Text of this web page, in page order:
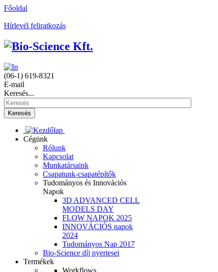
Főoldal
Hírlevél feliratkozás
(06-1) 619-8321
E-mail
Keresés...
Keresés
Cégünk
Rólunk
Kapcsolat
Munkatársaink
Csapatunk-csapatépítők
Tudományos és Innovációs
Napok
3D ADVANCED CELL
MODELS DAY
FLOW NAPOK 2025
INNOVÁCIÓS napok
2024
Tudományos Nap 2017
Bio-Science díj nyertesei
Termékek
Workflows